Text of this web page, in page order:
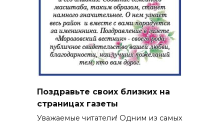
Поздравьте своих близких на
страницах газеты
Уважаемые читатели! Одним из самых